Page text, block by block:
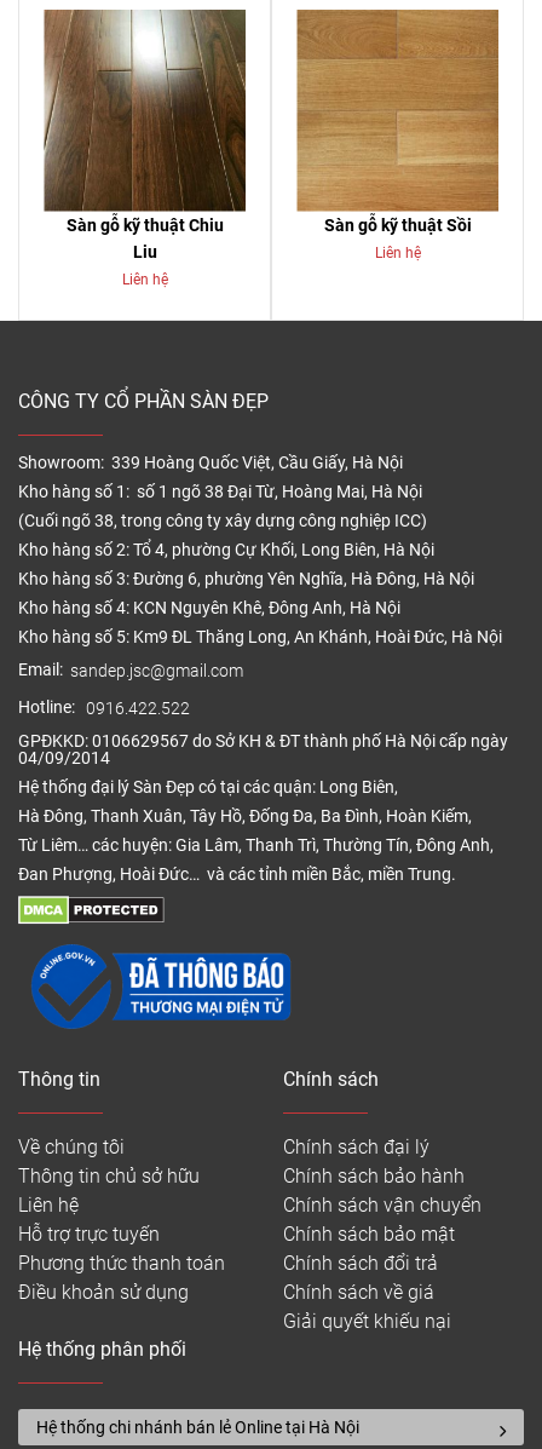
Sàn gỗ kỹ thuật Chiu
Liu
Liên hệ
Sàn gỗ kỹ thuật Sồi
Liên hệ
CÔNG TY CỔ PHẦN SÀN ĐẸP
Showroom: 339 Hoàng Quốc Việt, Cầu Giấy, Hà Nội
Kho hàng số 1: số 1 ngõ 38 Đại Từ, Hoàng Mai, Hà Nội
(Cuối ngõ 38, trong công ty xây dựng công nghiệp ICC)
Kho hàng số 2: Tổ 4, phường Cự Khối, Long Biên, Hà Nội
Kho hàng số 3: Đường 6, phường Yên Nghĩa, Hà Đông, Hà Nội
Kho hàng số 4: KCN Nguyên Khê, Đông Anh, Hà Nội
Kho hàng số 5: Km9 ĐL Thăng Long, An Khánh, Hoài Đức, Hà Nội
Email: sandep.jsc@gmail.com
Hotline: 0916.422.522
GPĐKKD: 0106629567 do Sở KH & ĐT thành phố Hà Nội cấp ngày
04/09/2014
Hệ thống đại lý Sàn Đẹp có tại các quận: Long Biên,
Hà Đông, Thanh Xuân, Tây Hồ, Đống Đa, Ba Đình, Hoàn Kiếm,
Từ Liêm… các huyện: Gia Lâm, Thanh Trì, Thường Tín, Đông Anh,
Đan Phượng, Hoài Đức… và các tỉnh miền Bắc, miền Trung.
Thông tin
Về chúng tôi
Thông tin chủ sở hữu
Liên hệ
Hỗ trợ trực tuyến
Phương thức thanh toán
Điều khoản sử dụng
Chính sách
Chính sách đại lý
Chính sách bảo hành
Chính sách vận chuyển
Chính sách bảo mật
Chính sách đổi trả
Chính sách về giá
Giải quyết khiếu nại
Hệ thống phân phối
Hệ thống chi nhánh bán lẻ Online tại Hà Nội